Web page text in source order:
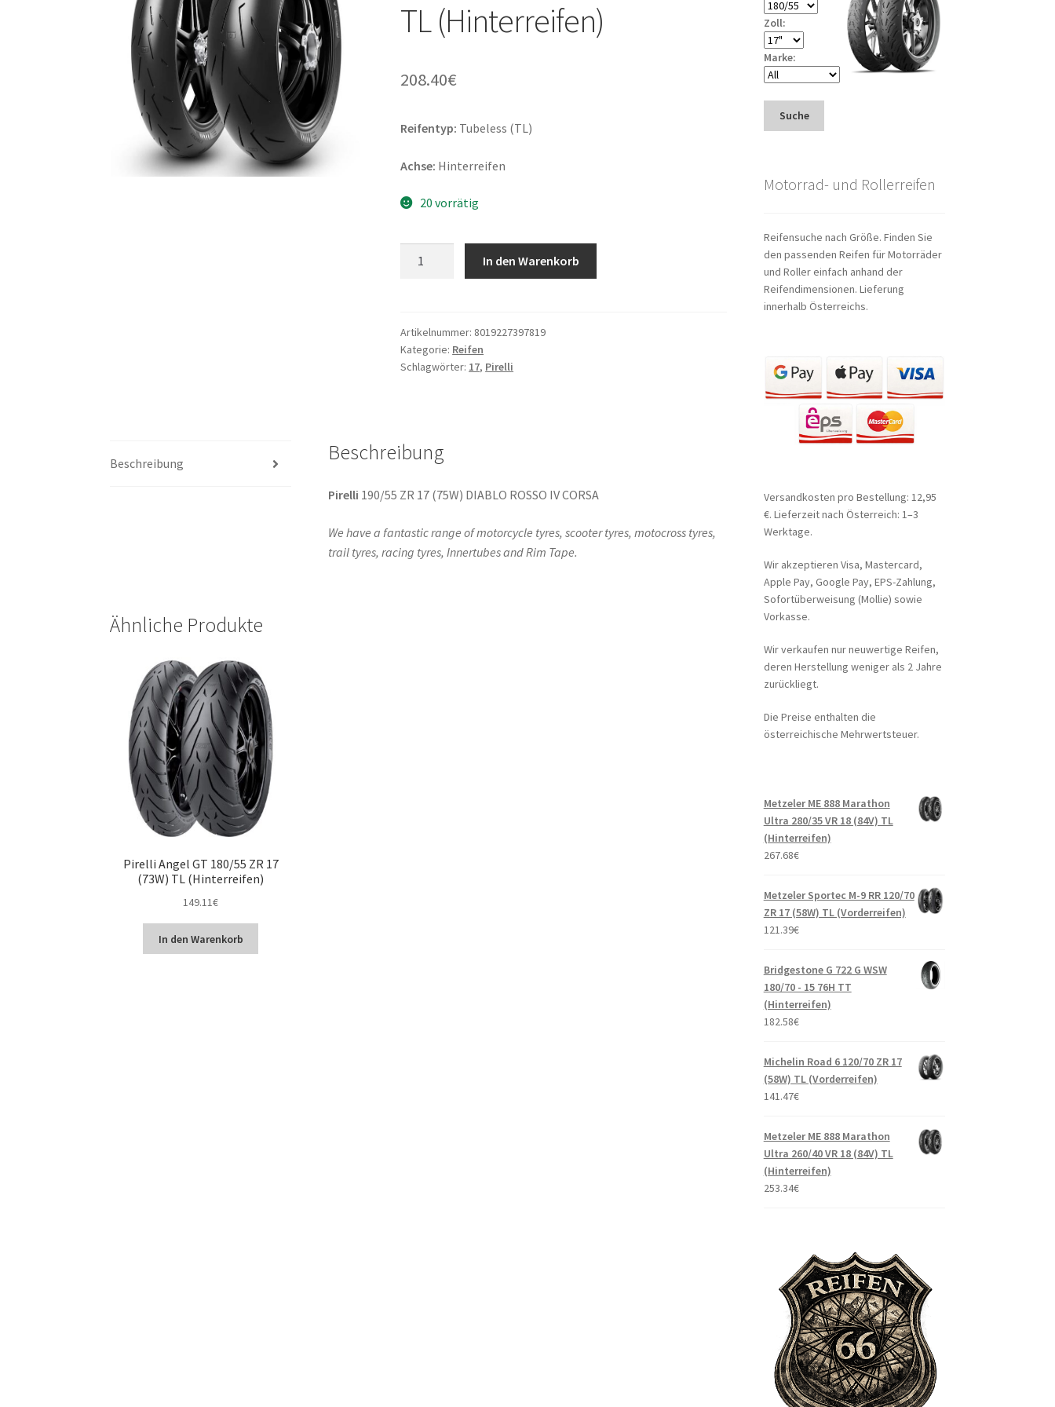
TL (Hinterreifen)
208.40€
Reifentyp: Tubeless (TL)
Achse: Hinterreifen
20 vorrätig
Corsa
190/55
ZR
(Hinterreifen)
Menge
In den Warenkorb
Artikelnummer: 8019227397819
Kategorie: Reifen
Schlagwörter: 17, Pirelli
Beschreibung Beschreibung
Pirelli 190/55 ZR 17 (75W) DIABLO ROSSO IV CORSA
We have a fantastic range of motorcycle tyres, scooter tyres, motocross tyres,
trail tyres, racing tyres, Innertubes and Rim Tape.
Ähnliche Produkte
Pirelli Angel GT 180/55 ZR 17
(73W) TL (Hinterreifen)
149.11€
In den Warenkorb
Zoll:
Marke:
Suche
Motorrad- und Rollerreifen
Reifensuche nach Größe. Finden Sie
den passenden Reifen für Motorräder
und Roller einfach anhand der
Reifendimensionen. Lieferung
innerhalb Österreichs.
Versandkosten pro Bestellung: 12,95
€. Lieferzeit nach Österreich: 1–3
Werktage.
Wir akzeptieren Visa, Mastercard,
Apple Pay, Google Pay, EPS-Zahlung,
Sofortüberweisung (Mollie) sowie
Vorkasse.
Wir verkaufen nur neuwertige Reifen,
deren Herstellung weniger als 2 Jahre
zurückliegt.
Die Preise enthalten die
österreichische Mehrwertsteuer.
Metzeler ME 888 Marathon
Ultra 280/35 VR 18 (84V) TL
(Hinterreifen)
267.68€
Metzeler Sportec M-9 RR 120/70
ZR 17 (58W) TL (Vorderreifen)
121.39€
Bridgestone G 722 G WSW
180/70 - 15 76H TT
(Hinterreifen)
182.58€
Michelin Road 6 120/70 ZR 17
(58W) TL (Vorderreifen)
141.47€
Metzeler ME 888 Marathon
Ultra 260/40 VR 18 (84V) TL
(Hinterreifen)
253.34€